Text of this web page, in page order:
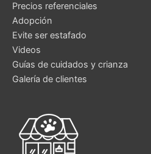
Precios referenciales
Adopción
Evite ser estafado
Videos
Guías de cuidados y crianza
Galería de clientes